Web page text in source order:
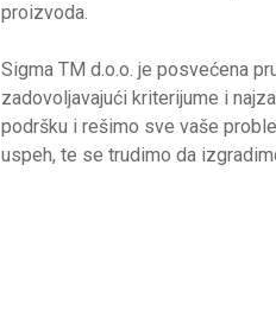
proizvoda.
Sigma TM d.o.o. je posvećena
zadovoljavajući kriterijume i
podršku i rešimo sve vaše
uspeh, te se trudimo da